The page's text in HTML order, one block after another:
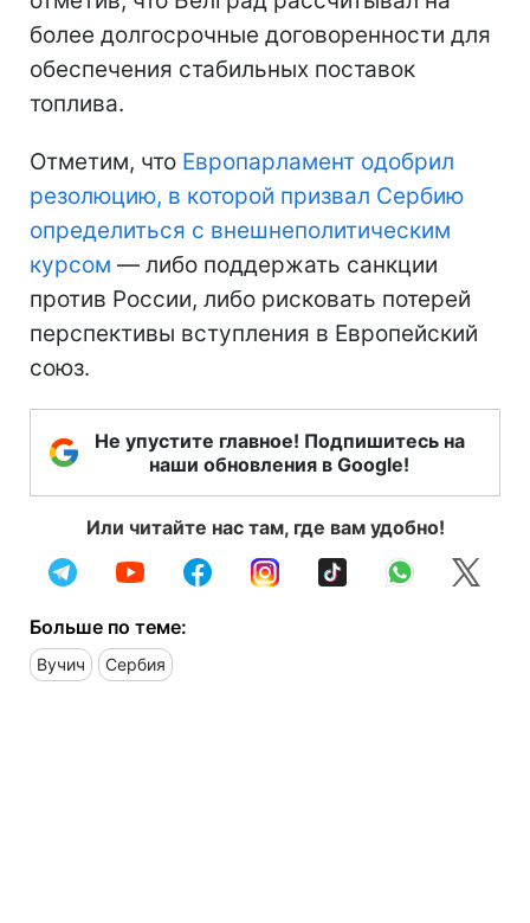
более долгосрочные договоренности для
обеспечения стабильных поставок
топлива.
Отметим, что Европарламент одобрил
резолюцию, в которой призвал Сербию
определиться с внешнеполитическим
курсом — либо поддержать санкции
против России, либо рисковать потерей
перспективы вступления в Европейский
союз.
Не упустите главное! Подпишитесь на
наши обновления в Google!
Или читайте нас там, где вам удобно!
Больше по теме:
Вучич Сербия